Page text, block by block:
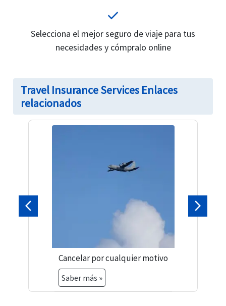
check
Selecciona el mejor seguro de viaje para tus
necesidades y cómpralo online
Travel Insurance Services Enlaces
relacionados
Cancelar por cualquier motivo
Saber más »
Previa